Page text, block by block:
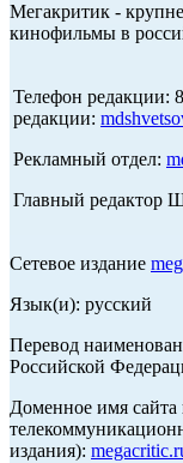
Мегакритик -
кинофильмы в
Телефон редакции:
редакции:
Рекламный отдел:
Главный редактор
Сетевое издание
Язык(и): русский
Перевод
Российской
Доменное имя
издания):